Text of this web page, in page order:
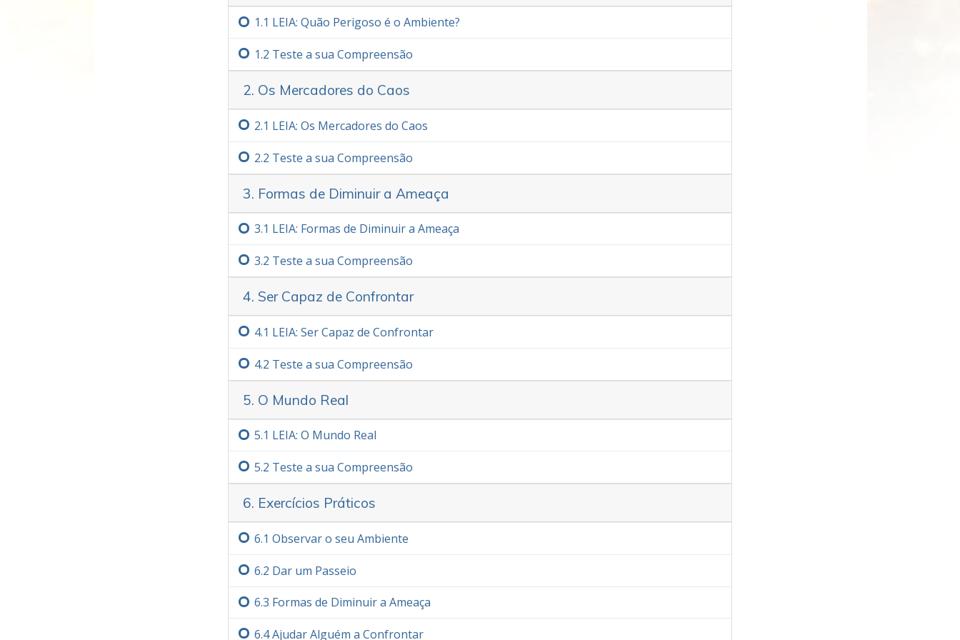
LEIA: Quão Perigoso é o Ambiente?
Teste a sua Compreensão
2. Os Mercadores do Caos
LEIA: Os Mercadores do Caos
Teste a sua Compreensão
3. Formas de Diminuir a Ameaça
LEIA: Formas de Diminuir a Ameaça
Teste a sua Compreensão
4. Ser Capaz de Confrontar
LEIA: Ser Capaz de Confrontar
Teste a sua Compreensão
5. O Mundo Real
LEIA: O Mundo Real
Teste a sua Compreensão
6. Exercícios Práticos
Observar o seu Ambiente
Dar um Passeio
Formas de Diminuir a Ameaça
6.‏4Ajudar Alguém a Confrontar